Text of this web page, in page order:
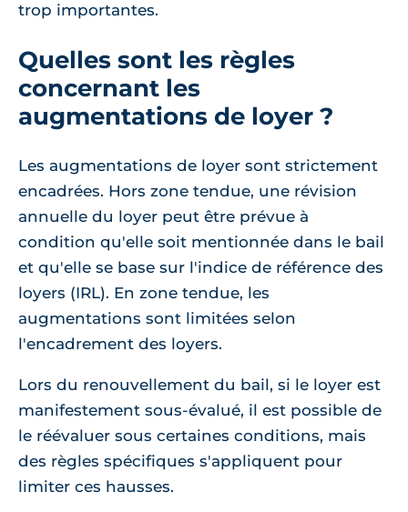
trop importantes.
Quelles sont les règles
concernant les
augmentations de loyer ?
Les augmentations de loyer sont strictement
encadrées. Hors zone tendue, une révision
annuelle du loyer peut être prévue à
condition qu'elle soit mentionnée dans le bail
et qu'elle se base sur l'indice de référence des
loyers (IRL). En zone tendue, les
augmentations sont limitées selon
l'encadrement des loyers.
Lors du renouvellement du bail, si le loyer est
manifestement sous-évalué, il est possible de
le réévaluer sous certaines conditions, mais
des règles spécifiques s'appliquent pour
limiter ces hausses.